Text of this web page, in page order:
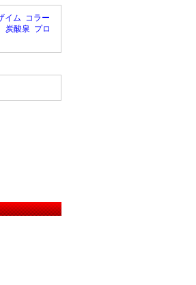
イム コラー
炭酸泉 プロ